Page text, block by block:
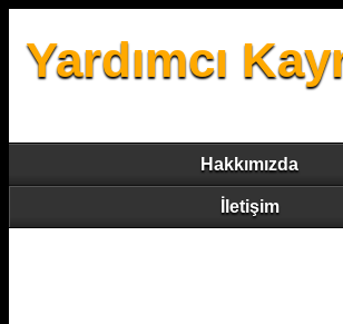
Yardımcı
Hakkımızda
İletişim